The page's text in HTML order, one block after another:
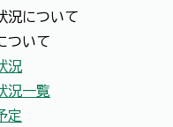
について
いて
況
況一覧
定